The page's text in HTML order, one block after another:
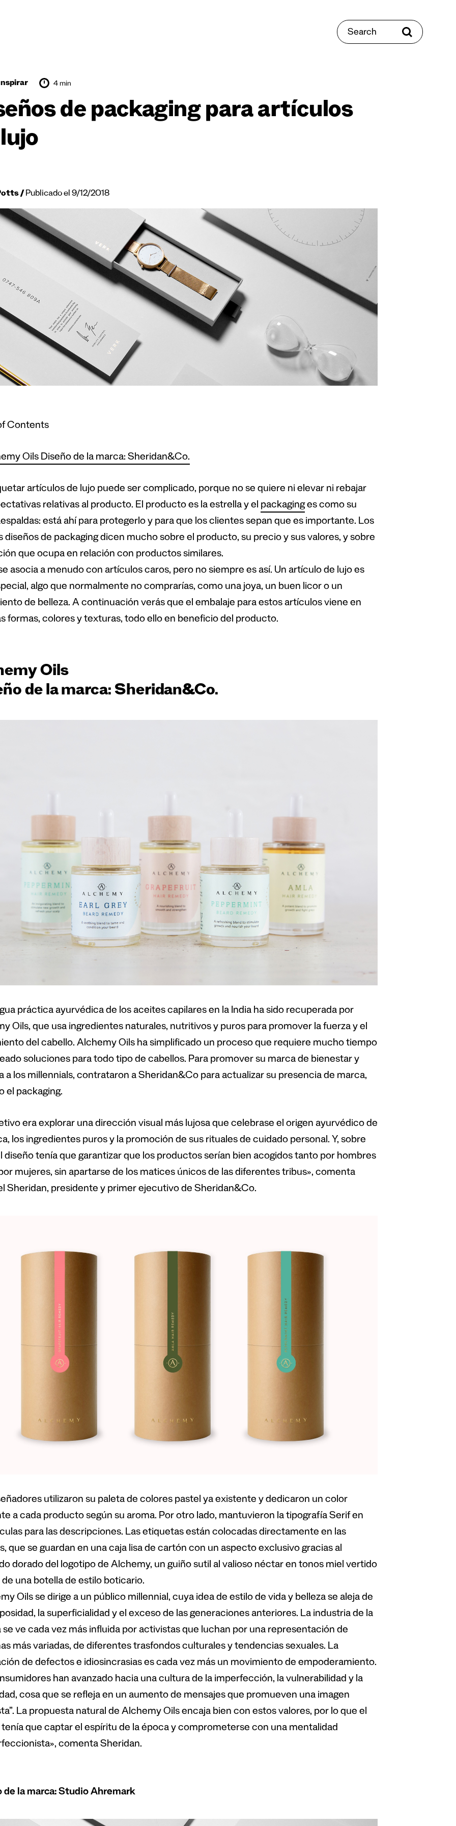
Search
4 min
de packaging para artículos
Publicado el 9/12/2018
Contents
Oils Diseño de la marca: Sheridan&Co.
artículos de lujo puede ser complicado, porque no se quiere ni elevar ni rebajar
relativas al producto. El producto es la estrella y el packaginges como su
está ahí para protegerlo y para que los clientes sepan que es importante. Los
diseños de packaging dicen mucho sobre el producto, su precio y sus valores, y sobre
que ocupa en relación con productos similares.
asocia a menudo con artículos caros, pero no siempre es así. Un artículo de lujo es
algo que normalmente no comprarías, como una joya, un buen licor o un
de belleza. A continuación verás que el embalaje para estos artículos viene en
formas, colores y texturas, todo ello en beneficio del producto.
Oils
de la marca: Sheridan&Co.
práctica ayurvédica de los aceites capilares en la India ha sido recuperada por
Oils, que usa ingredientes naturales, nutritivos y puros para promover la fuerza y el
del cabello. Alchemy Oils ha simplificado un proceso que requiere mucho tiempo
soluciones para todo tipo de cabellos. Para promover su marca de bienestar y
a los millennials, contrataron a Sheridan&Co para actualizar su presencia de marca,
el packaging.
era explorar una dirección visual más lujosa que celebrase el origen ayurvédico de
los ingredientes puros y la promoción de sus rituales de cuidado personal. Y, sobre
diseño tenía que garantizar que los productos serían bien acogidos tanto por hombres
mujeres, sin apartarse de los matices únicos de las diferentes tribus», comenta
Sheridan, presidente y primer ejecutivo de Sheridan&Co.
utilizaron su paleta de colores pastel ya existente y dedicaron un color
a cada producto según su aroma. Por otro lado, mantuvieron la tipografía Serif en
para las descripciones. Las etiquetas están colocadas directamente en las
que se guardan en una caja lisa de cartón con un aspecto exclusivo gracias al
dorado del logotipo de Alchemy, un guiño sutil al valioso néctar en tonos miel vertido
una botella de estilo boticario.
Oils se dirige a un público millennial, cuya idea de estilo de vida y belleza se aleja de
la superficialidad y el exceso de las generaciones anteriores. La industria de la
se ve cada vez más influida por activistas que luchan por una representación de
más variadas, de diferentes trasfondos culturales y tendencias sexuales. La
de defectos e idiosincrasias es cada vez más un movimiento de empoderamiento.
han avanzado hacia una cultura de la imperfección, la vulnerabilidad y la
cosa que se refleja en un aumento de mensajes que promueven una imagen
La propuesta natural de Alchemy Oils encaja bien con estos valores, por lo que el
que captar el espíritu de la época y comprometerse con una mentalidad
comenta Sheridan.
de la marca: Studio Ahremark